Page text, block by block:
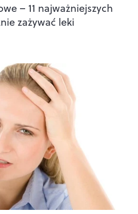
– 11 najważniejszych
zażywać leki